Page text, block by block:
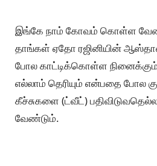
இங்கே நாம் கோவம் கொள்ள
தாங்கள் ஏதோ ரஜினியின்
போல காட்டிக்கொள்ள நினைக்கும்
எல்லாம் தெரியும் என்பதை போல
கீச்சுகளை (ட்வீட்)
வேண்டும்.